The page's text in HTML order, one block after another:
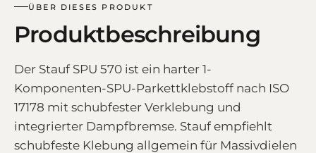
ÜBER DIESES PRODUKT
Produktbeschreibung
Der Stauf SPU 570 ist ein harter 1-
Komponenten-SPU-Parkettklebstoff nach ISO
17178 mit schubfester Verklebung und
integrierter Dampfbremse. Stauf empfiehlt
schubfeste Klebung allgemein für Massivdielen